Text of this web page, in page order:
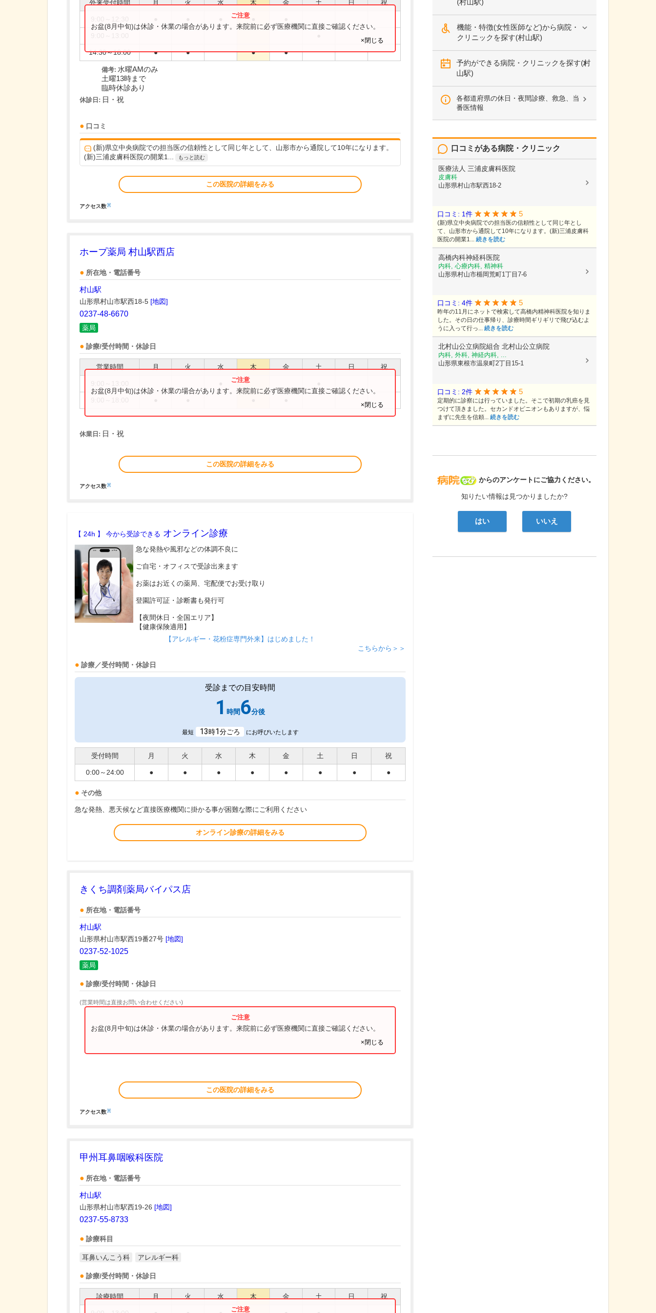
外来受付時間 月 火 水 木 金 土 日 祝
14:30～18:00 ● ● ● ●
お盆(8月中旬)は休診・休業の場合があります。来院前に必ず医療機関に直接ご確認ください。
×閉じる
備考: 水曜AMのみ
土曜13時まで
臨時休診あり
休診日: 日・祝
口コミ
(新)県立中央病院での担当医の信頼性として同じ年として、山形市から通院して10年になります。
(新)三浦皮膚科医院の開業1...
もっと読む
この医院の詳細をみる
アクセス数※
ホープ薬局 村山駅西店
所在地・電話番号
村山駅
山形県村山市駅西18-5 [地図]
0237-48-6670
薬局
診療/受付時間・休診日
営業時間 月 火 水 木 金 土 日 祝
お盆(8月中旬)は休診・休業の場合があります。来院前に必ず医療機関に直接ご確認ください。
×閉じる
休業日: 日・祝
この医院の詳細をみる
アクセス数※
【 24h 】 今から受診できる オンライン診療
急な発熱や風邪などの体調不良に
ご自宅・オフィスで受診出来ます
お薬はお近くの薬局、宅配便でお受け取り
登園許可証・診断書も発行可
【夜間休日・全国エリア】
【健康保険適用】
【アレルギー・花粉症専門外来】はじめました！
こちらから＞＞
診療／受付時間・休診日
受診までの目安時間
1 時間 6分後
最短 13時1分ごろ にお呼びいたします
受付時間 月 火 水 木 金 土 日 祝
0:00～24:00 ● ● ● ● ● ● ● ●
その他
急な発熱、悪天候など直接医療機関に掛かる事が困難な際にご利用ください
オンライン診療の詳細をみる
きくち調剤薬局バイパス店
所在地・電話番号
村山駅
山形県村山市駅西19番27号 [地図]
0237-52-1025
薬局
診療/受付時間・休診日
(営業時間は直接お問い合わせください)
お盆(8月中旬)は休診・休業の場合があります。来院前に必ず医療機関に直接ご確認ください。
×閉じる
この医院の詳細をみる
アクセス数※
甲州耳鼻咽喉科医院
所在地・電話番号
村山駅
山形県村山市駅西19-26 [地図]
0237-55-8733
診療科目
耳鼻いんこう科 アレルギー科
診療/受付時間・休診日
診療時間 月 火 水 木 金 土 日 祝
(村山駅)
機能・特徴(女性医師など)から病院・
クリニックを探す(村山駅)
予約ができる病院・クリニックを探す(村
山駅)
各都道府県の休日・夜間診療、救急、当
番医情報
病院なび
からのアンケートにご協力ください。
知りたい情報は見つかりましたか?
はい いいえ
口コミがある病院・クリニック
医療法人 三浦皮膚科医院
皮膚科
山形県村山市駅西18-2
口コミ: 1件 5
(新)県立中央病院での担当医の信頼性として同じ年とし
て、山形市から通院して10年になります。(新)三浦皮膚科
医院の開業1... 続きを読む
高橋内科神経科医院
内科, 心療内科, 精神科
山形県村山市楯岡荒町1丁目7-6
口コミ: 4件 5
昨年の11月にネットで検索して高橋内精神科医院を知りま
した。その日の仕事帰り、診療時間ギリギリで飛び込むよ
うに入って行っ... 続きを読む
北村山公立病院組合 北村山公立病院
内科, 外科, 神経内科, ...
山形県東根市温泉町2丁目15-1
口コミ: 2件 5
定期的に診察には行っていました。そこで初期の乳癌を見
つけて頂きました。セカンドオピニオンもありますが、悩
まずに先生を信頼... 続きを読む